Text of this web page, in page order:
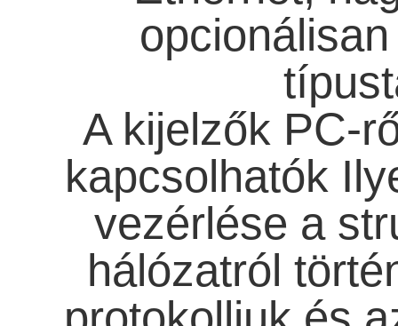
A kijelzők PC-
kapcsolhatók
vezérlése a
hálózatról